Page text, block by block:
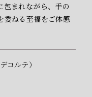
包まれながら、手の
委ねる至福をご体感
コルテ）